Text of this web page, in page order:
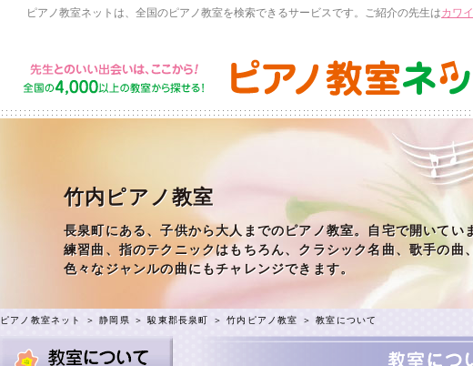
ピアノ教室ネットは、全国のピアノ教室を検索できるサービスです。ご紹介の先生はカワ
竹内ピアノ教室
長泉町にある、子供から大人までのピアノ教室。自宅で開いてい
練習曲、指のテクニックはもちろん、クラシック名曲、歌手の曲
色々なジャンルの曲にもチャレンジできます。
ピアノ教室ネット ＞静岡県 ＞駿東郡長泉町 ＞竹内ピアノ教室 ＞ 教室について